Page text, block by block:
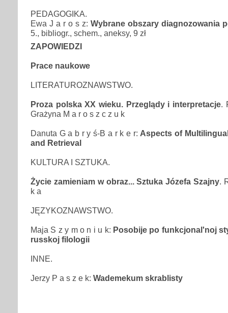
PEDAGOGIKA.
Ewa J a r o s z: Wybrane obszary diagnozowania
5., bibliogr., schem., aneksy, 9 zł
ZAPOWIEDZI
Prace naukowe
LITERATUROZNAWSTWO.
Proza polska XX wieku. Przeglądy i interpretacje.
Grażyna M a r o s z c z u k
Danuta G a b r y ś-B a r k e r: Aspects of
and Retrieval
KULTURA I SZTUKA.
Życie zamieniam w obraz... Sztuka Józefa Szajny.
k a
JĘZYKOZNAWSTWO.
Maja S z y m o n i u k: Posobije po funkcjonal'noj
russkoj filologii
INNE.
Jerzy P a s z e k: Wademekum skrablisty